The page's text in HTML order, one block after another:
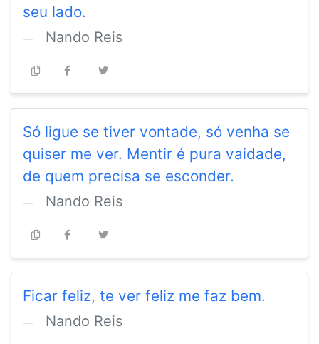
seu lado.
Nando Reis
Só ligue se tiver vontade, só venha se
quiser me ver. Mentir é pura vaidade,
de quem precisa se esconder.
Nando Reis
Ficar feliz, te ver feliz me faz bem.
Nando Reis